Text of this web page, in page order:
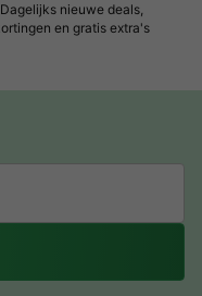
Dagelijks nieuwe deals,
en gratis extra's